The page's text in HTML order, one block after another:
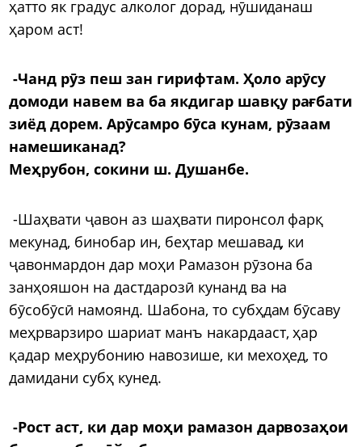
ҳатто як градус алколог дорад, нӯшиданаш
ҳаром аст!
-Чанд рӯз пеш зан гирифтам. Ҳоло арӯсу
домоди навем ва ба якдигар шавқу рағбати
зиёд дорем. Арӯсамро бӯса кунам, рӯзаам
намешиканад?
Меҳрубон, сокини ш. Душанбе.
-Шаҳвати ҷавон аз шаҳвати пиронсол фарқ
мекунад, бинобар ин, беҳтар мешавад, ки
ҷавонмардон дар моҳи Рамазон рӯзона ба
занҳояшон на дастдарозӣ кунанд ва на
бӯсобӯсӣ намоянд. Шабона, то субҳдам бӯсаву
меҳрварзиро шариат манъ накардааст, ҳар
қадар меҳрубонию навозише, ки мехоҳед, то
дамидани субҳ кунед.
-Рост аст, ки дар моҳи рамазон дарвозаҳои